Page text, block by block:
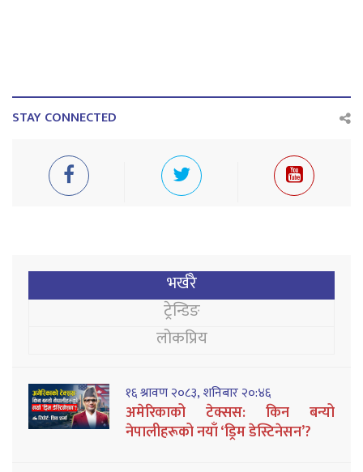
STAY CONNECTED
भर्खरै
ट्रेन्डिङ
लोकप्रिय
१६ श्रावण २०८३, शनिबार २०:४६
अमेरिकाको टेक्सस: किन बन्यो
नेपालीहरूको नयाँ ‘ड्रिम डेस्टिनेसन’?